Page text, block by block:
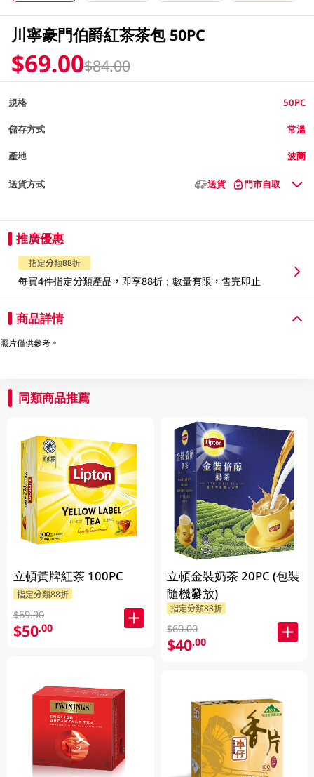
川寧豪門伯爵紅茶茶包 50PC
$69.00$84.00
規格 50PC
儲存方式 常溫
產地 波蘭
送貨方式 送貨 門市自取
推廣優惠
指定分類88折
每買4件指定分類產品，即享88折；數量有限，售完即止
商品詳情
照片僅供參考。
同類商品推薦
立頓黃牌紅茶 100PC
指定分類88折
$69.90
$50.00
立頓金裝奶茶 20PC (包裝
隨機發放)
指定分類88折
$60.00
$40.00